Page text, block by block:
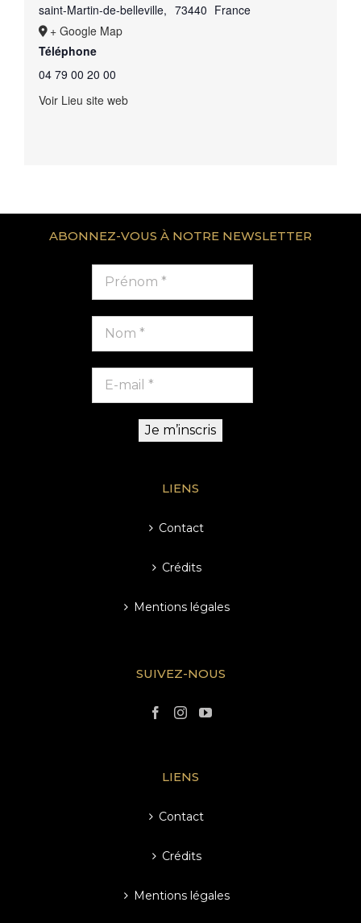
saint-Martin-de-belleville, 73440 France
+ Google Map
Téléphone
04 79 00 20 00
Voir Lieu site web
ABONNEZ-VOUS À NOTRE NEWSLETTER
LIENS
Contact
Crédits
Mentions légales
SUIVEZ-NOUS
LIENS
Contact
Crédits
Mentions légales